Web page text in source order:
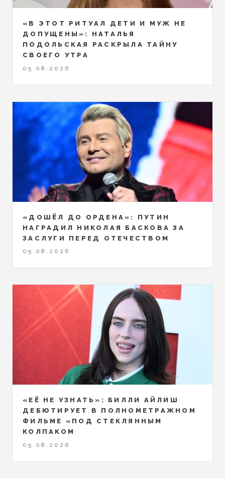
«В ЭТОТ РИТУАЛ ДЕТИ И МУЖ НЕ
ДОПУЩЕНЫ»: НАТАЛЬЯ
ПОДОЛЬСКАЯ РАСКРЫЛА ТАЙНУ
СВОЕГО УТРА
05.08.2026
«ДОШЁЛ ДО ОРДЕНА»: ПУТИН
НАГРАДИЛ НИКОЛАЯ БАСКОВА ЗА
ЗАСЛУГИ ПЕРЕД ОТЕЧЕСТВОМ
05.08.2026
«ЕЁ НЕ УЗНАТЬ»: БИЛЛИ АЙЛИШ
ДЕБЮТИРУЕТ В ПОЛНОМЕТРАЖНОМ
ФИЛЬМЕ «ПОД СТЕКЛЯННЫМ
КОЛПАКОМ
05.08.2026